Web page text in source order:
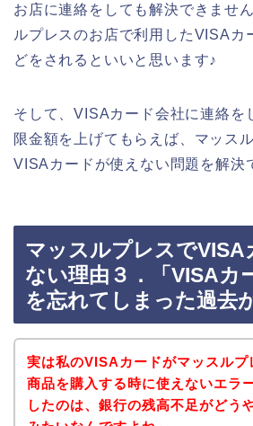
お店に連絡をしても解決できませ
ルプレスのお店で利用したVISAカ
どをされるといいと思います♪
そして、VISAカード会社に連絡を
限金額を上げてもらえば、マッス
VISAカードが使えない問題を解決
マッスルプレスでVISA
ない理由３．「VISAカ
を忘れてしまった過去
実は私のVISAカードがマッスルプ
商品を購入する時に使えないエラ
したのは、銀行の残高不足がどう